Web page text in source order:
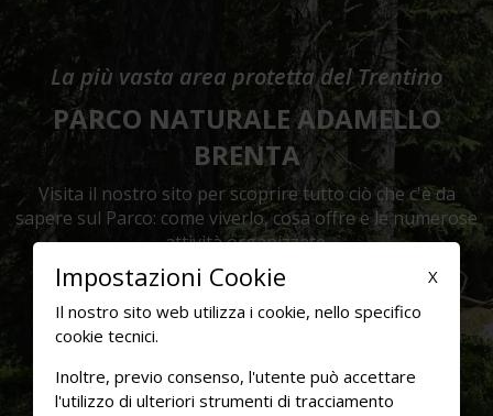
La più vasta area protetta del Trentino
PARCO NATURALE ADAMELLO
BRENTA
Visita il nostro sito per scoprire tutto ciò che c'è da
sapere sul Parco: come viverlo, cosa offre e le numerose
attività organizzate.
Visita il sito
X
Impostazioni Cookie
Il nostro sito web utilizza i cookie, nello specifico
cookie tecnici.
Inoltre, previo consenso, l'utente può accettare
l'utilizzo di ulteriori strumenti di tracciamento